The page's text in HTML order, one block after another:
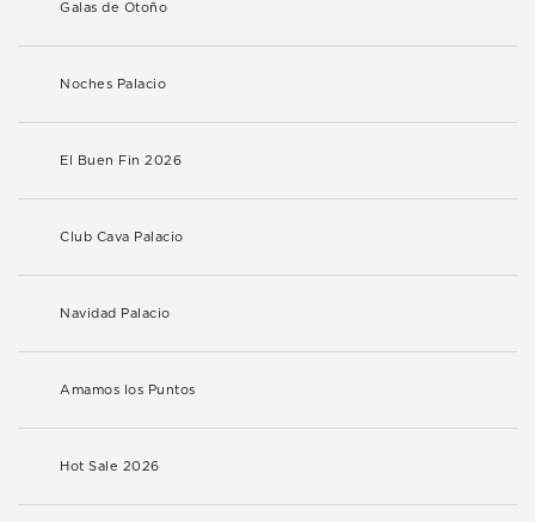
Galas de Otoño
Noches Palacio
El Buen Fin 2026
Club Cava Palacio
Navidad Palacio
Amamos los Puntos
Hot Sale 2026